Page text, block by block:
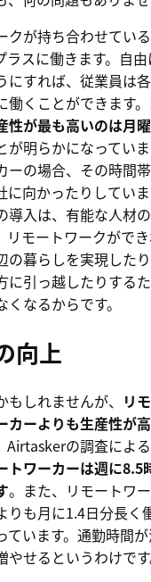
クが持ち合わせてい
ラスに働きます。自
にすれば、従業員は
働くことができます。
性が最も高いのは月
が明らかになってい
ーの場合、その時間
に向かったりしてい
導入は、有能な人材
リモートワークがで
の暮らしを実現した
に引っ越したりする
なるからです。
向上
しれませんが、 リ
カーよりも生産性が
Airtaskerの調査によ
トワーカーは週に8.5
。また、リモートワ
りも月に1.4日分長く
ています。通勤時間
やせるというわけです